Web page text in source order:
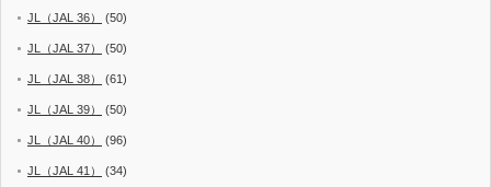
JL（JAL 36） (50)
JL（JAL 37） (50)
JL（JAL 38） (61)
JL（JAL 39） (50)
JL（JAL 40） (96)
JL（JAL 41） (34)